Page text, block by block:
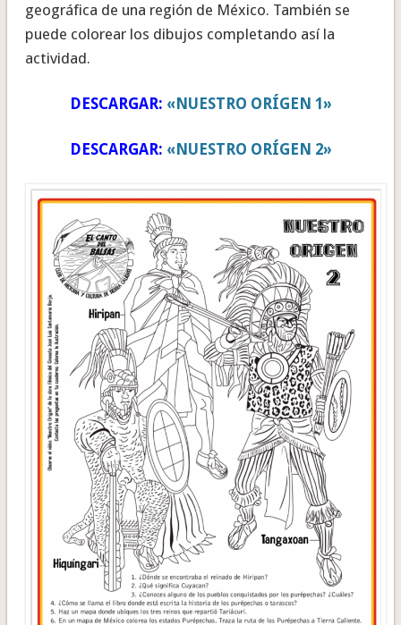
geográfica de una región de México. También se
puede colorear los dibujos completando así la
actividad.
DESCARGAR: «NUESTRO ORÍGEN 1»
DESCARGAR: «NUESTRO ORÍGEN 2»